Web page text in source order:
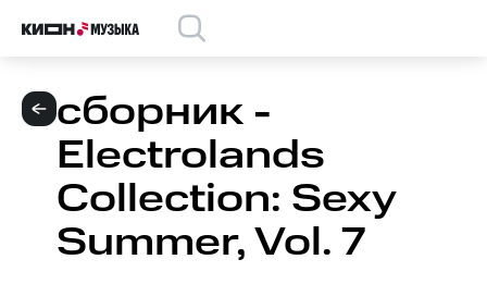
сборник -
Electrolands
Collection: Sexy
Summer, Vol. 7